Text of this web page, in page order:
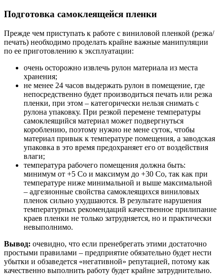
Подготовка самоклеящейся пленки
Прежде чем приступать к работе с виниловой пленкой (резка/
печать) необходимо проделать крайне важные манипуляции
по ее приготовлению к эксплуатации:
очень осторожно извлечь рулон материала из места
хранения;
не менее 24 часов выдержать рулон в помещение, где
непосредственно будет производиться печать или резка
пленки, при этом – категорически нельзя снимать с
рулона упаковку. При резкой перемене температуры
самоклеящийся материал может подвергнуться
короблению, поэтому нужно не мене суток, чтобы
материал привык к температуре помещения, а заводская
упаковка в это время предохраняет его от воздействия
влаги;
температура рабочего помещения должна быть:
минимум от +5 Со и максимум до +30 Со, так как при
температуре ниже минимальной и выше максимальной
– адгезионные свойства самоклеящихся виниловых
пленок сильно ухудшаются. В результате нарушения
температурных рекомендаций качественное прилипание
краев пленки не только затрудняется, но и практически
невыполнимо.
Вывод: очевидно, что если пренебрегать этими достаточно
простыми правилами – предприятие обязательно будет нести
убытки и обзаведется «негативной» репутацией, потому как
качественно выполнить работу будет крайне затруднительно.